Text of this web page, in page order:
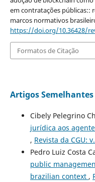
em contratações públicas::
marcos normativos
https://doi.org/10.36428/
Formatos de Citação
Artigos Semelhantes
Cibely Pelegrino
jurídica aos
, Revista da CGU:
Pedro Luiz Costa
public
brazilian context ,